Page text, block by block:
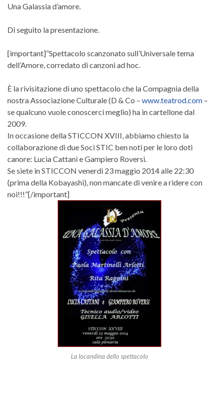
Una Galassia d’amore.
Di seguito la presentazione.
[important]”Spettacolo scanzonato sull’Universale tema
dell’Amore, corredato di canzoni ad hoc.
È la rivisitazione di uno spettacolo che la Compagnia della
nostra Associazione Culturale (D & Co – www.teatrod.com –
se qualcuno vuole conoscerci meglio) ha in cartellone dal
2009.
In occasione della STICCON XVIII, abbiamo chiesto la
collaborazione di due Soci STIC ben noti per le loro doti
canore: Lucia Cattani e Gampiero Roversi.
Se siete in STICCON venerdì 23 maggio 2014 alle 22:30
(prima della Kobayashi), non mancate di venire a ridere con
noi!!!”[/important]
La locandina dello spettacolo